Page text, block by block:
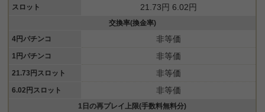
スロット 21.73円 6.02円
交換率(換金率)
4円パチンコ
非等価
1円パチンコ 非等価
21.73円スロット 非等価
6.02円スロット 非等価
1日の再プレイ上限(手数料無料分)